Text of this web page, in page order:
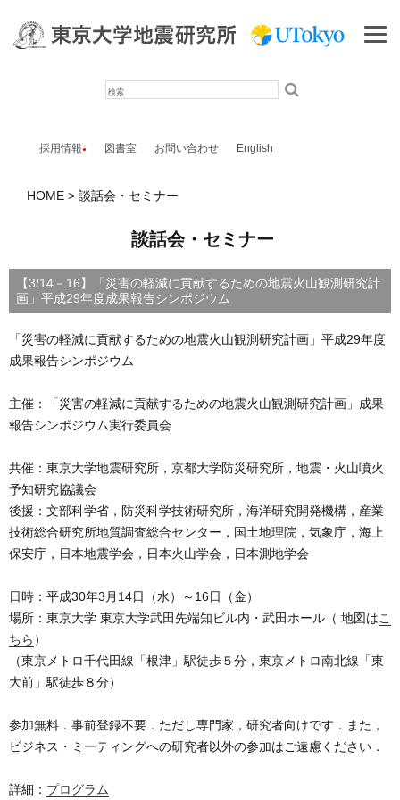
採用情報 図書室 お問い合わせ English
HOME 談話会・セミナー
談話会・セミナー
【3/14－16】「災害の軽減に貢献するための地震火山観測研究計
画」平成29年度成果報告シンポジウム
「災害の軽減に貢献するための地震火山観測研究計画」平成29年度
成果報告シンポジウム
主催：「災害の軽減に貢献するための地震火山観測研究計画」成果
報告シンポジウム実行委員会
共催：東京大学地震研究所，京都大学防災研究所，地震・火山噴火
予知研究協議会
後援：文部科学省，防災科学技術研究所，海洋研究開発機構，産業
技術総合研究所地質調査総合センター，国土地理院，気象庁，海上
保安庁，日本地震学会，日本火山学会，日本測地学会
日時：平成30年3月14日（水）～16日（金）
場所：東京大学 東京大学武田先端知ビル内・武田ホール（ 地図はこ
ちら ）
（東京メトロ千代田線「根津」駅徒歩５分，東京メトロ南北線「東
大前」駅徒歩８分）
参加無料．事前登録不要．ただし専門家，研究者向けです．また，
ビジネス・ミーティングへの研究者以外の参加はご遠慮ください．
詳細： プログラム